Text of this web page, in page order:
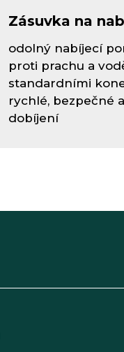
Zásuvka na
odolný nabíjecí
proti prachu a
standardními
rychlé, bezpečné
dobíjení